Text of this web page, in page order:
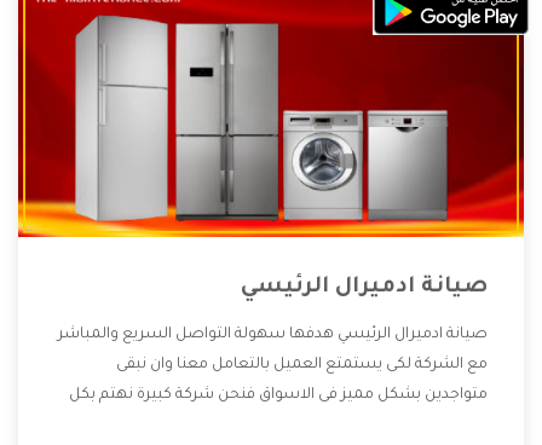
صيانة ادميرال الرئيسي
صيانة ادميرال الرئيسي هدفها سهولة التواصل السريع والمباشر
مع الشركة لكى يستمتع العميل بالتعامل معنا وان نبقى
متواجدين بشكل مميز فى الاسواق فنحن شركة كبيرة نهتم بكل